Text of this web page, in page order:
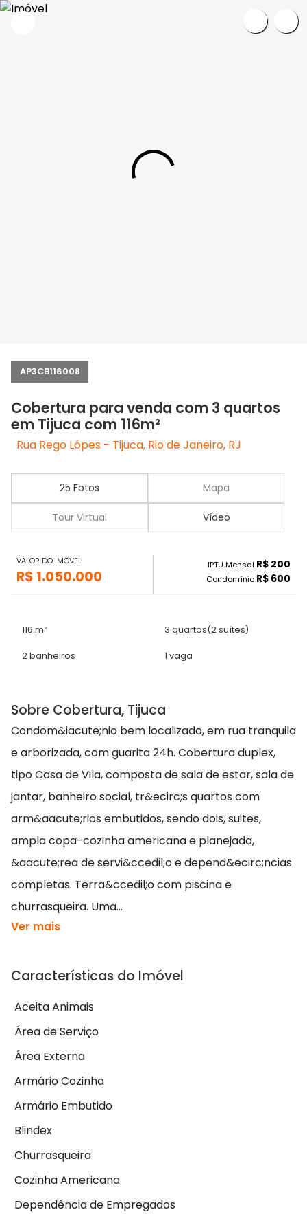
AP3CB116008
Cobertura para venda com 3 quartos
em Tijuca com 116m²
Rua Rego Lópes - Tijuca, Rio de Janeiro, RJ
25 Fotos Mapa
Tour Virtual Vídeo
VALOR DO IMÓVEL
R$ 1.050.000
IPTU Mensal R$ 200
Condomínio R$ 600
116 m² 3 quartos(2 suítes)
2 banheiros 1 vaga
Sobre Cobertura, Tijuca
Condom&iacute;nio bem localizado, em rua tranquila
e arborizada, com guarita 24h. Cobertura duplex,
tipo Casa de Vila, composta de sala de estar, sala de
jantar, banheiro social, tr&ecirc;s quartos com
arm&aacute;rios embutidos, sendo dois, suites,
ampla copa-cozinha americana e planejada,
&aacute;rea de servi&ccedil;o e depend&ecirc;ncias
completas. Terra&ccedil;o com piscina e
churrasqueira. Uma...
Ver mais
Características do Imóvel
Aceita Animais
Área de Serviço
Área Externa
Armário Cozinha
Armário Embutido
Blindex
Churrasqueira
Cozinha Americana
Dependência de Empregados